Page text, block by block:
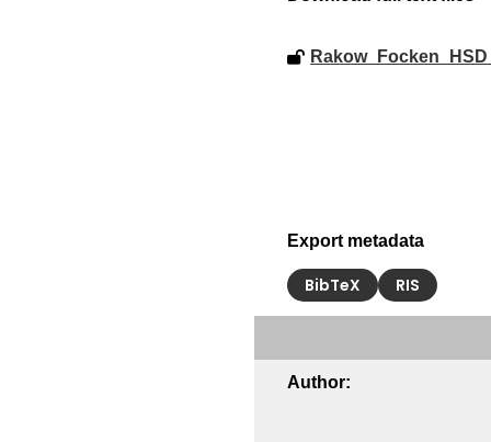
Export metadata
BibTeX RIS
Author: